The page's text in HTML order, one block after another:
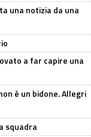
una notizia da una
a far capire una
è un bidone. Allegri
squadra